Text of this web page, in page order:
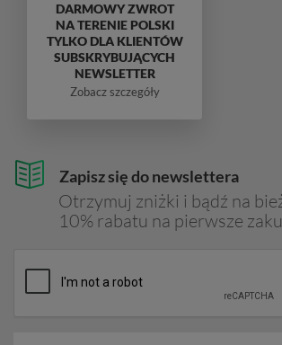
Zapisz się do newslettera
Otrzymuj zniżki i bądź na
10% rabatu na pierwsze
DARMOWY ZWROT
NA TERENIE POLSKI
TYLKO DLA KLIENTÓW
SUBSKRYBUJĄCYCH
NEWSLETTER
Zobacz szczegóły